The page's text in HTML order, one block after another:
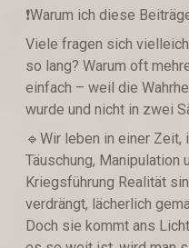
❗️Warum ich diese
Viele fragen sich
so lang? Warum oft
einfach – weil die
wurde und nicht in zwei
🔹Wir leben in einer
Täuschung, Manipulation
Kriegsführung Realität
verdrängt, lächerlich
Doch sie kommt ans